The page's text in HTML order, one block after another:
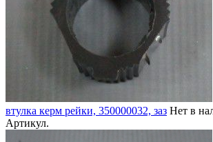
втулка керм рейки, 350000032, заз Нет в
Артикул.